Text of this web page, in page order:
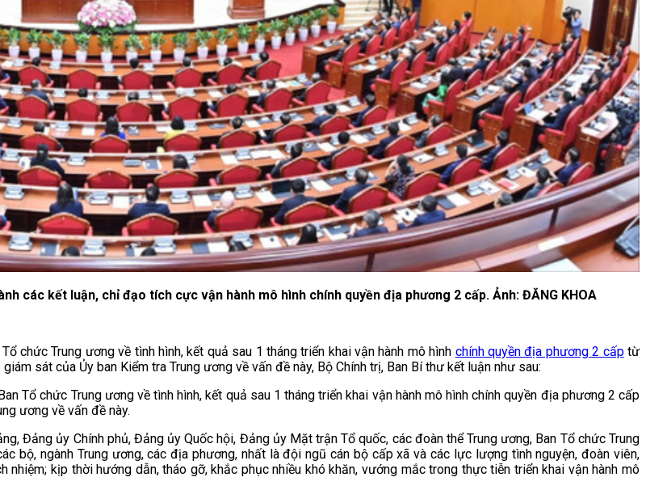
các kết luận, chỉ đạo tích cực vận hành mô hình chính quyền địa phương 2 cấp. Ảnh: ĐĂNG KHOA
chức Trung ương về tình hình, kết quả sau 1 tháng triển khai vận hành mô hình chính quyền địa phương 2 cấp từ
sát của Ủy ban Kiểm tra Trung ương về vấn đề này, Bộ Chính trị, Ban Bí thư kết luận như sau:
Tổ chức Trung ương về tình hình, kết quả sau 1 tháng triển khai vận hành mô hình chính quyền địa phương 2 cấp
ương về vấn đề này.
Đảng ủy Chính phủ, Đảng ủy Quốc hội, Đảng ủy Mặt trận Tổ quốc, các đoàn thể Trung ương, Ban Tổ chức Trung
bộ, ngành Trung ương, các địa phương, nhất là đội ngũ cán bộ cấp xã và các lực lượng tình nguyện, đoàn viên,
kịp thời hướng dẫn, tháo gỡ, khắc phục nhiều khó khăn, vướng mắc trong thực tiễn triển khai vận hành mô